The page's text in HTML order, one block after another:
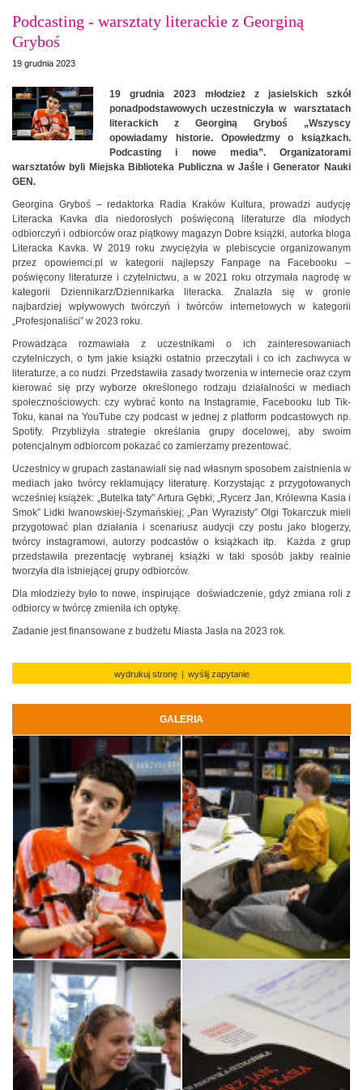
Podcasting - warsztaty literackie z Georginą
Gryboś
19 grudnia 2023
19 grudnia 2023 młodzież z jasielskich szkół
ponadpodstawowych uczestniczyła w warsztatach
literackich z Georginą Gryboś „Wszyscy
opowiadamy historie. Opowiedzmy o książkach.
Podcasting i nowe media”. Organizatorami
warsztatów byli Miejska Biblioteka Publiczna w Jaśle i Generator Nauki
GEN.
Georgina Gryboś – redaktorka Radia Kraków Kultura, prowadzi audycję
Literacka Kavka dla niedorosłych poświęconą literaturze dla młodych
odbiorczyń i odbiorców oraz piątkowy magazyn Dobre książki, autorka bloga
Literacka Kavka. W 2019 roku zwyciężyła w plebiscycie organizowanym
przez opowiemci.pl w kategorii najlepszy Fanpage na Facebooku –
poświęcony literaturze i czytelnictwu, a w 2021 roku otrzymała nagrodę w
kategorii Dziennikarz/Dziennikarka literacka. Znalazła się w gronie
najbardziej wpływowych twórczyń i twórców internetowych w kategorii
„Profesjonaliści” w 2023 roku.
Prowadząca rozmawiała z uczestnikami o ich zainteresowaniach
czytelniczych, o tym jakie książki ostatnio przeczytali i co ich zachwyca w
literaturze, a co nudzi. Przedstawiła zasady tworzenia w internecie oraz czym
kierować się przy wyborze określonego rodzaju działalności w mediach
społecznościowych: czy wybrać konto na Instagramie, Facebooku lub Tik-
Toku, kanał na YouTube czy podcast w jednej z platform podcastowych np.
Spotify. Przybliżyła strategie określania grupy docelowej, aby swoim
potencjalnym odbiorcom pokazać co zamierzamy prezentować.
Uczestnicy w grupach zastanawiali się nad własnym sposobem zaistnienia w
mediach jako twórcy reklamujący literaturę. Korzystając z przygotowanych
wcześniej książek: „Butelka taty” Artura Gębki; „Rycerz Jan, Królewna Kasia i
Smok” Lidki Iwanowskiej-Szymańskiej; „Pan Wyrazisty” Olgi Tokarczuk mieli
przygotować plan działania i scenariusz audycji czy postu jako blogerzy,
twórcy instagramowi, autorzy podcastów o książkach itp. Każda z grup
przedstawiła prezentację wybranej książki w taki sposób jakby realnie
tworzyła dla istniejącej grupy odbiorców.
Dla młodzieży było to nowe, inspirujące doświadczenie, gdyż zmiana roli z
odbiorcy w twórcę zmieniła ich optykę.
Zadanie jest finansowane z budżetu Miasta Jasła na 2023 rok.
wydrukuj stronę | wyślij zapytanie
GALERIA